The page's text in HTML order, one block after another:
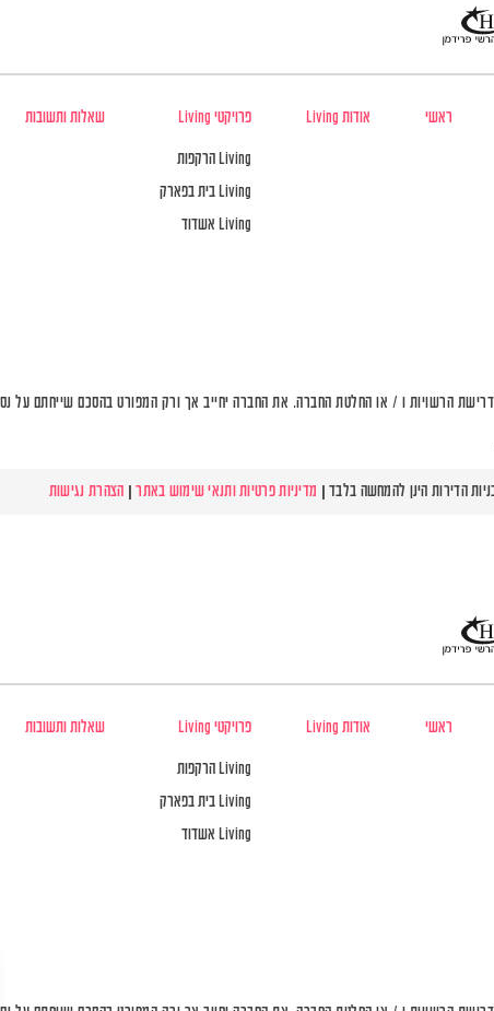
ראשי אודות Living פרויקטי Living
Living הרקפות
Living בית בפארק
Living אשדוד
שאלות ותשובות
הרשויות ו / או החלטת החברה. את החברה יחייב אך ורק המפורט בהסכם שייחתם על
מדיניות פרטיות ותנאי שימוש באתר| הצהרת נגישות
ראשי אודות Living פרויקטי Living
Living הרקפות
Living בית בפארק
Living אשדוד
שאלות ותשובות